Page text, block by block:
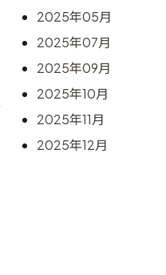
2025年05月
2025年07月
2025年09月
2025年10月
2025年11月
2025年12月